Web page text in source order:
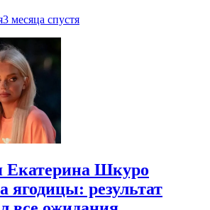
3 месяца спустя
Екатерина Шкуро
ягодицы: результат